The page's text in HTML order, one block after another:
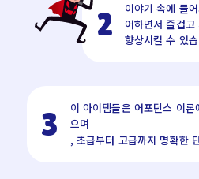
2
이야기 속에 들
어하면서 즐겁
향상시킬 수 있
3
이 아이템들은 어포던스 이
으며
, 초급부터 고급까지 명확한